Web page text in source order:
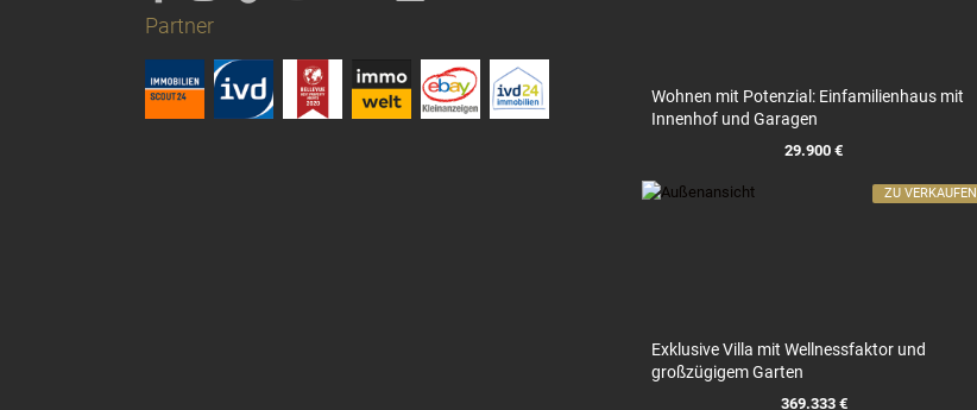
Partner
Wohnen mit Potenzial: Einfamilienhaus mit
Innenhof und Garagen
29.900 €
Exklusive Villa mit Wellnessfaktor und
großzügigem Garten
369.333 €
ZU VERKAUFEN